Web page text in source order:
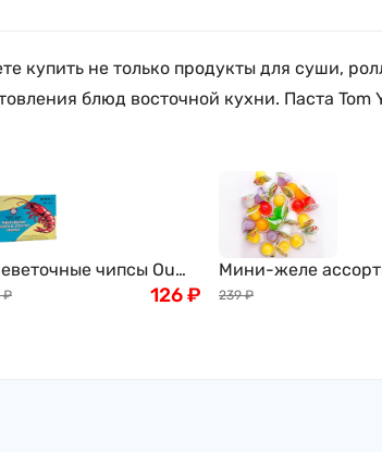
купить не только продукты для суши,
блюд восточной кухни. Паста Tom
чипсы Ou
227г
₽ 126₽
Мини-желе
тропических
239 ₽